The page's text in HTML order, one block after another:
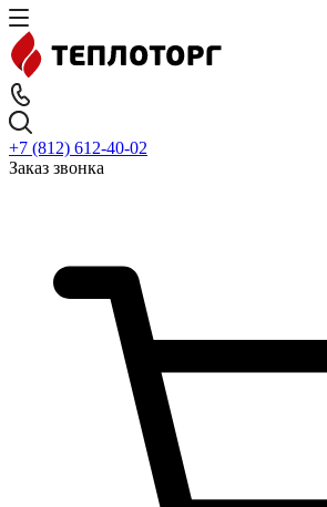
+7 (812) 612-40-02
Заказ звонка